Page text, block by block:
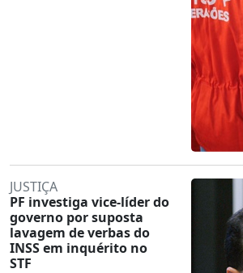
JUSTIÇA
PF investiga vice-líder do
governo por suposta
lavagem de verbas do
INSS em inquérito no
STF